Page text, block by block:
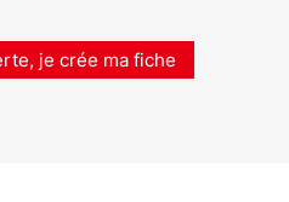
je crée ma fiche